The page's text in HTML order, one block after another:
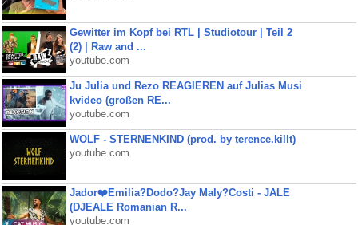
Gewitter im Kopf bei RTL | Studiotour | Teil 2
(2) | Raw and ...
youtube.com
Ju Julia und Rezo REAGIEREN auf Julias Musi
kvideo (großen RE...
youtube.com
WOLF - STERNENKIND (prod. by terence.killt)
youtube.com
Jador❤️Emilia?Dodo?Jay Maly?Costi - JALE
(DJEALE Romanian R...
youtube.com